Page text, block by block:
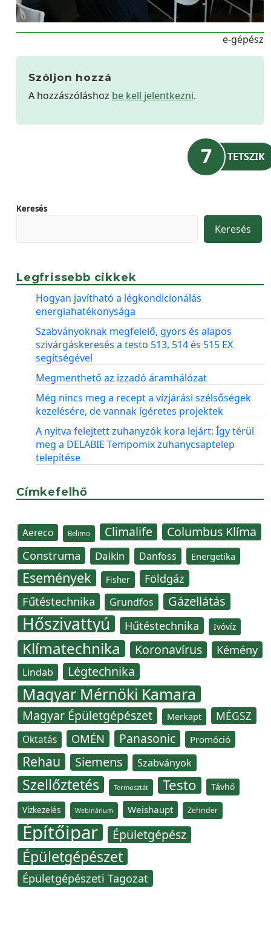
e-gépész
Szóljon hozzá
A hozzászóláshoz be kell jelentkezni.
7 TETSZIK
Keresés
Keresés
Legfrissebb cikkek
Hogyan javítható a légkondicionálás
energiahatékonysága
Szabványoknak megfelelő, gyors és alapos
szivárgáskeresés a testo 513, 514 és 515 EX
segítségével
Megmenthető az izzadó áramhálózat
Még nincs meg a recept a vízjárási szélsőségek
kezelésére, de vannak ígéretes projektek
A nyitva felejtett zuhanyzók kora lejárt: Így térül
meg a DELABIE Tempomix zuhanycsaptelep
telepítése
Címkefelhő
Aereco Belimo Climalife Columbus Klíma
Construma Daikin Danfoss Energetika
Események Fisher Földgáz
Fűtéstechnika Grundfos Gázellátás
Hőszivattyú Hűtéstechnika Ivóvíz
Klímatechnika Koronavírus Kémény
Lindab Légtechnika
Magyar Mérnöki Kamara
Magyar Épületgépészet Merkapt MÉGSZ
Oktatás OMÉN Panasonic Promóció
Rehau Siemens Szabványok
Szellőztetés Termosztát Testo Távhő
Vízkezelés Webinárium Weishaupt Zehnder
Építőipar Épületgépész
Épületgépészet
Épületgépészeti Tagozat